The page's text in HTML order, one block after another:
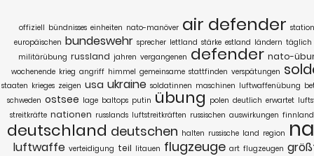
offiziell bündnisses einheiten nato-manöver air defender
europäischen bundeswehr sprecher lettland stärke estland ländern täglich
militärübung russland jahren vergangenen defender nato-
wochenende krieg angriff himmel gemeinsame stattfinden verspätungen
staaten krieges zeigen usa ukraine soldatinnen maschinen luftwaffenübung
schweden ostsee lage baltops putin übung polen deutlich erwartet
streitkräfte nationen russlands luftstreitkräften russischen auswirkungen finnland
deutschland deutschen halten russische land region
luftwaffe verteidigung teil litauen flugzeuge art flugzeugen